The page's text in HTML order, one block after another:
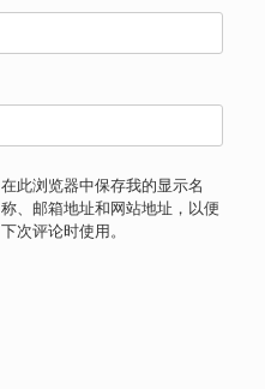
在此浏览器中保存我的显示名
称、邮箱地址和网站地址，以便
下次评论时使用。